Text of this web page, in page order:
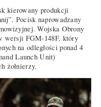
kierowany produkcji
Pocisk naprowadzany
Wojska Obrony
wersji FGM-148F, który
na odległości ponad 4
Launch Unit)
żołnierzy.